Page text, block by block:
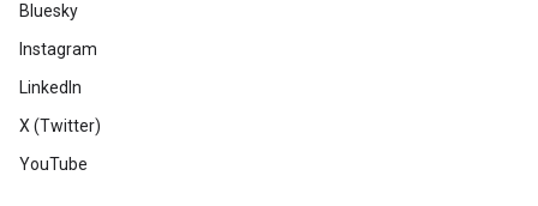
Bluesky
Instagram
LinkedIn
X (Twitter)
YouTube